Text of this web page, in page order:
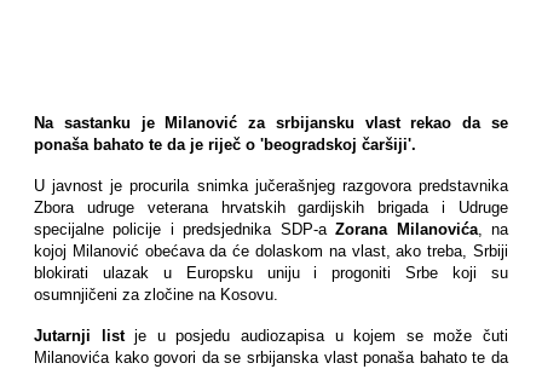
Na sastanku je Milanović za srbijansku vlast rekao da se
ponaša bahato te da je riječ o 'beogradskoj čaršiji'.
U javnost je procurila snimka jučerašnjeg razgovora predstavnika
Zbora udruge veterana hrvatskih gardijskih brigada i Udruge
specijalne policije i predsjednika SDP-aZorana Milanovića, na
kojoj Milanović obećava da će dolaskom na vlast, ako treba, Srbiji
blokirati ulazak u Europsku uniju i progoniti Srbe koji su
osumnjičeni za zločine na Kosovu.
Jutarnji listje u posjedu audiozapisa u kojem se može čuti
Milanovića kako govori da se srbijanska vlast ponaša bahato te da